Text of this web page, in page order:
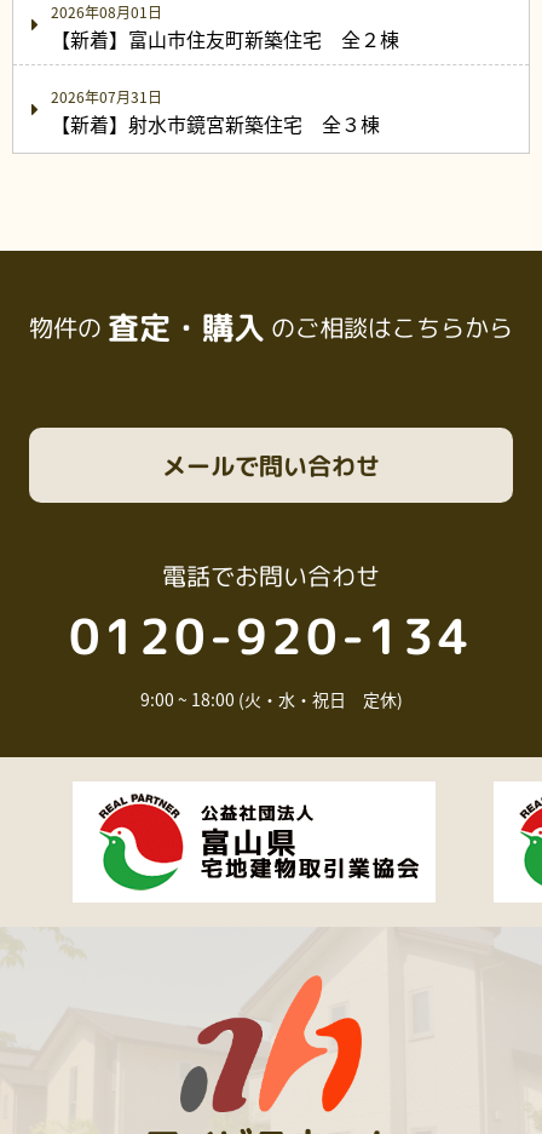
2026年08月01日
【新着】富山市住友町新築住宅 全２棟
2026年07月31日
【新着】射水市鏡宮新築住宅 全３棟
物件の 査定・購入 のご相談はこちらから
電話でお問い合わせ
0120-920-134
9:00 ~ 18:00 (火・水・祝日 定休)
メールで問い合わせ